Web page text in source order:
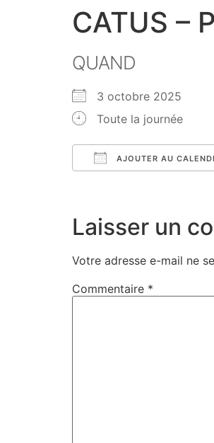
CATUS –
QUAND
3 octobre 2025
Toute la journée
AJOUTER AU
Laisser un
Votre adresse e-mail ne
Commentaire *